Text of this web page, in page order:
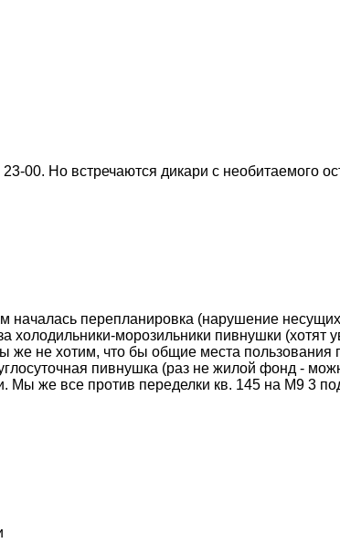
00. Но встречаются дикари с необитаемого
началась перепланировка (нарушение
морозильники пивнушки (хотят
не хотим, что бы общие места пользования
пивнушка (раз не жилой фонд -
Мы же все против переделки кв. 145 на М9 3